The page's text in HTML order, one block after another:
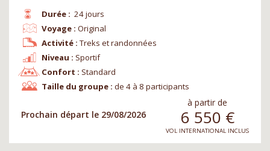
Durée : 24 jours
Niveau : Sportif
Voyage : Original
Confort : Standard
Activité : Treks et randonnées
Taille du groupe : de 4 à 8 participants
Prochain départ le 29/08/2026
à partir de
6 550 €
VOL INTERNATIONAL INCLUS